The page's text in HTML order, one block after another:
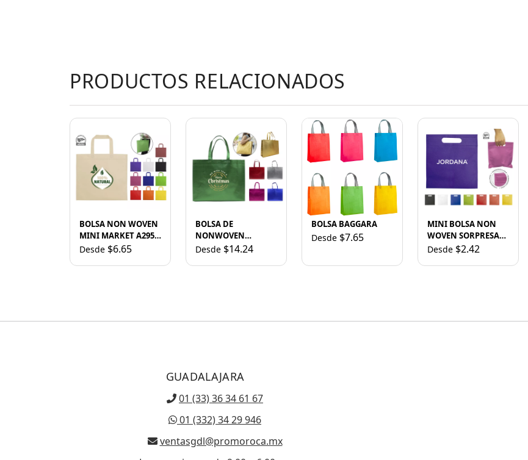
PRODUCTOS RELACIONADOS
BOLSA NON WOVEN
MINI MARKET A2953
NEGRO
Desde $6.65
BOLSA DE
NONWOVEN
METALIZADO GLEAM
Desde $14.24
BOLSA BAGGARA
Desde $7.65
MINI BOLSA NON
WOVEN SORPRESA
A2951 NEGRO
Desde $2.42
GUADALAJARA
01 (33) 36 34 61 67
01 (332) 34 29 946
ventasgdl@promoroca.mx